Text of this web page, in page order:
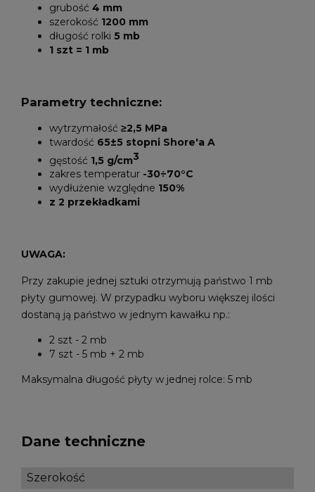
grubość 4 mm
szerokość 1200 mm
długość rolki 5 mb
1 szt = 1 mb
Parametry techniczne:
wytrzymałość ≥2,5 MPa
twardość 65±5 stopni Shore'a A
gęstość 1,5 g/cm3
zakres temperatur -30÷70°C
wydłużenie względne 150%
z 2 przekładkami
UWAGA:
Przy zakupie jednej sztuki otrzymują państwo 1 mb
płyty gumowej. W przypadku wyboru większej ilości
dostaną ją państwo w jednym kawałku np.:
2 szt - 2 mb
7 szt - 5 mb + 2 mb
Maksymalna długość płyty w jednej rolce: 5 mb
Dane techniczne
Szerokość